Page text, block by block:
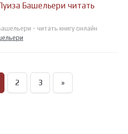
Башельери читать
- читать книгу онлайн
2 3 »